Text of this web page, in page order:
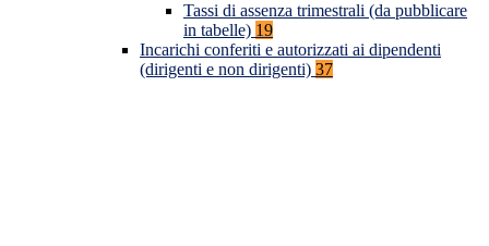
Tassi di assenza trimestrali (da pubblicare
in tabelle) 19
Incarichi conferiti e autorizzati ai dipendenti
(dirigenti e non dirigenti) 37